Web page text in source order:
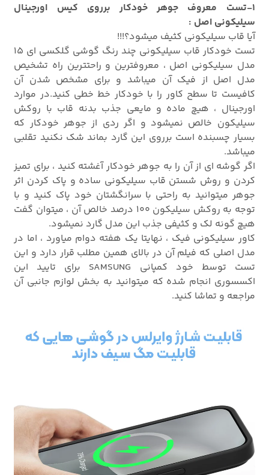
1-تست معروف جوهر خودکار برروی کیس اورجینال
سیلیکونی اصل :
آیا قاب سیلیکونی کثیف میشود؟!!!
تست خودکار قاب سیلیکونی چند رنگ گوشی گلکسی ای 15
مدل سیلیکونی اصل ، معروفترین و راحتترین راه تشخیص
مدل اصل از فیک آن میباشد و برای مشخص شدن آن
کافیست تا سطح کاور را با خودکار خط خطی کنید.در موارد
اورجینال ، هیچ ماده و مایعی جذب بدنه قاب با روکش
سیلیکون خالص نمیشود و اگر ردی از جوهر خودکار که
بسیار چسبنده است برروی این گارد بماند شک نکنید تقلبی
میباشد.
اگر گوشه ای از آن را به جوهر خودکار آغشته کنید ، برای تمیز
کردن و روش شستن قاب سیلیکونی ساده و پاک کردن اثر
جوهر میتوانید به راحتی با سرانگشتان خود پاک کنید و با
توجه به روکش سیلیکون 100 درصد خالص آن ، میتوان گفت
هیچ گونه لک و کثیفی جذب این مدل گارد نمیشود.
کاور سیلیکونی فیک ، نهایتا یک هفته دوام میاورد ، اما در
مدل اصلی که فیلم آن در بالای همین مطلب قرار دارد و این
تست توسط خود کمپانی SAMSUNG برای تایید این
اکسسوری انجام شده که میتوانید به بخش لوازم جانبی آن
مراجعه و تماشا کنید.